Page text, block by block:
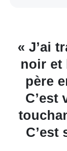
Cet
photo
des
photo